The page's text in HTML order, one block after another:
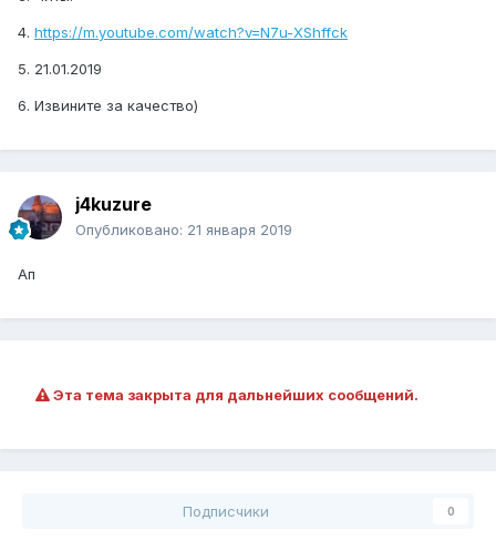
4. https://m.youtube.com/watch?v=N7u-XShffck
5. 21.01.2019
6. Извините за качество)
j4kuzure
Опубликовано: 21 января 2019
Ап
Эта тема закрыта для дальнейших сообщений.
Подписчики 0